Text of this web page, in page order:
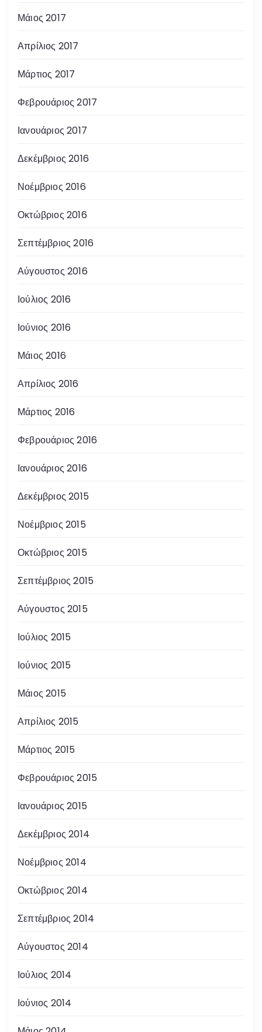
Μάιος 2017
Απρίλιος 2017
Μάρτιος 2017
Φεβρουάριος 2017
Ιανουάριος 2017
Δεκέμβριος 2016
Νοέμβριος 2016
Οκτώβριος 2016
Σεπτέμβριος 2016
Αύγουστος 2016
Ιούλιος 2016
Ιούνιος 2016
Μάιος 2016
Απρίλιος 2016
Μάρτιος 2016
Φεβρουάριος 2016
Ιανουάριος 2016
Δεκέμβριος 2015
Νοέμβριος 2015
Οκτώβριος 2015
Σεπτέμβριος 2015
Αύγουστος 2015
Ιούλιος 2015
Ιούνιος 2015
Μάιος 2015
Απρίλιος 2015
Μάρτιος 2015
Φεβρουάριος 2015
Ιανουάριος 2015
Δεκέμβριος 2014
Νοέμβριος 2014
Οκτώβριος 2014
Σεπτέμβριος 2014
Αύγουστος 2014
Ιούλιος 2014
Ιούνιος 2014